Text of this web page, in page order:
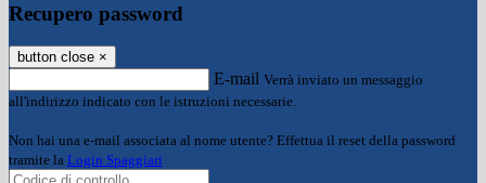
Recupero password
button close ×
E-mail Verrà inviato un messaggio
all'indirizzo indicato con le istruzioni necessarie.
Non hai una e-mail associata al nome utente? Effettua il reset della password
tramite la Login Spaggiari